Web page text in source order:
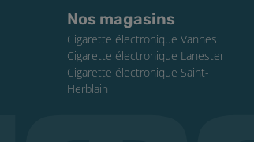
Nos magasins
Cigarette électronique Vannes
Cigarette électronique Lanester
Cigarette électronique Saint-
Herblain